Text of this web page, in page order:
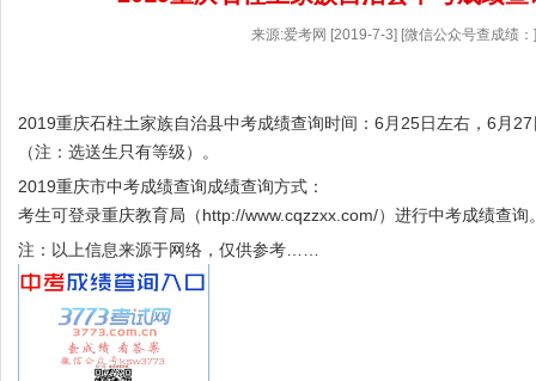
来源:爱考网 [2019-7-3] [微信公众号查成绩
2019重庆石柱土家族自治县中考成绩查询时间：6月25日左右，6月
（注：选送生只有等级）。
2019重庆市中考成绩查询成绩查询方式：
考生可登录重庆教育局（http://www.cqzzxx.com/）进行中考成绩查询
注：以上信息来源于网络，仅供参考……